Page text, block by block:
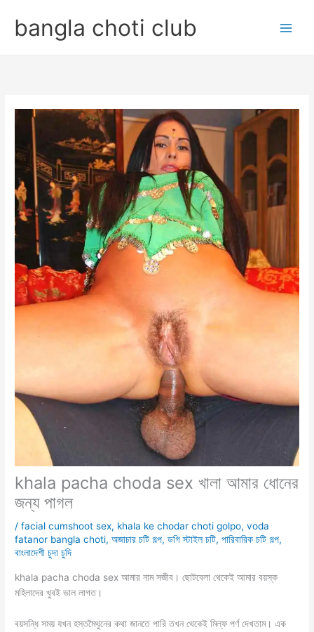
contentbangla choti club
khala pacha choda sex খালা আমার ধোনের
জন্য পাগল
/facial cumshoot sex, khala ke chodar choti golpo,voda
fatanor bangla choti,অজাচার চটি গল্প,ডগি স্টাইল চটি,পারিবারিক চটি গল্প,
বাংলাদেশী চুদা চুদি
khala pacha choda sex আমার নাম সজীব। ছোটবেলা থেকেই আমার বয়স্ক
মহিলাদের খুবই ভাল লাগত।
বয়সন্ধি সময় যখন হস্তমৈথুনের কথা জানতে পারি তখন থেকেই মিল্ফ পর্ণ দেখতাম। এক